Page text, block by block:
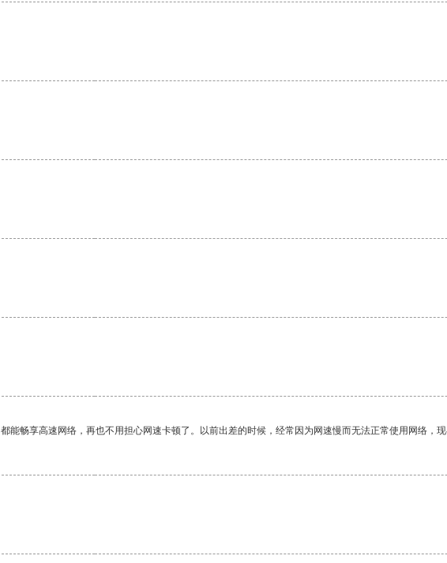
畅享高速网络，再也不用担心网速卡顿了。以前出差的时候，经常因为网速慢而无法正常使用网络，